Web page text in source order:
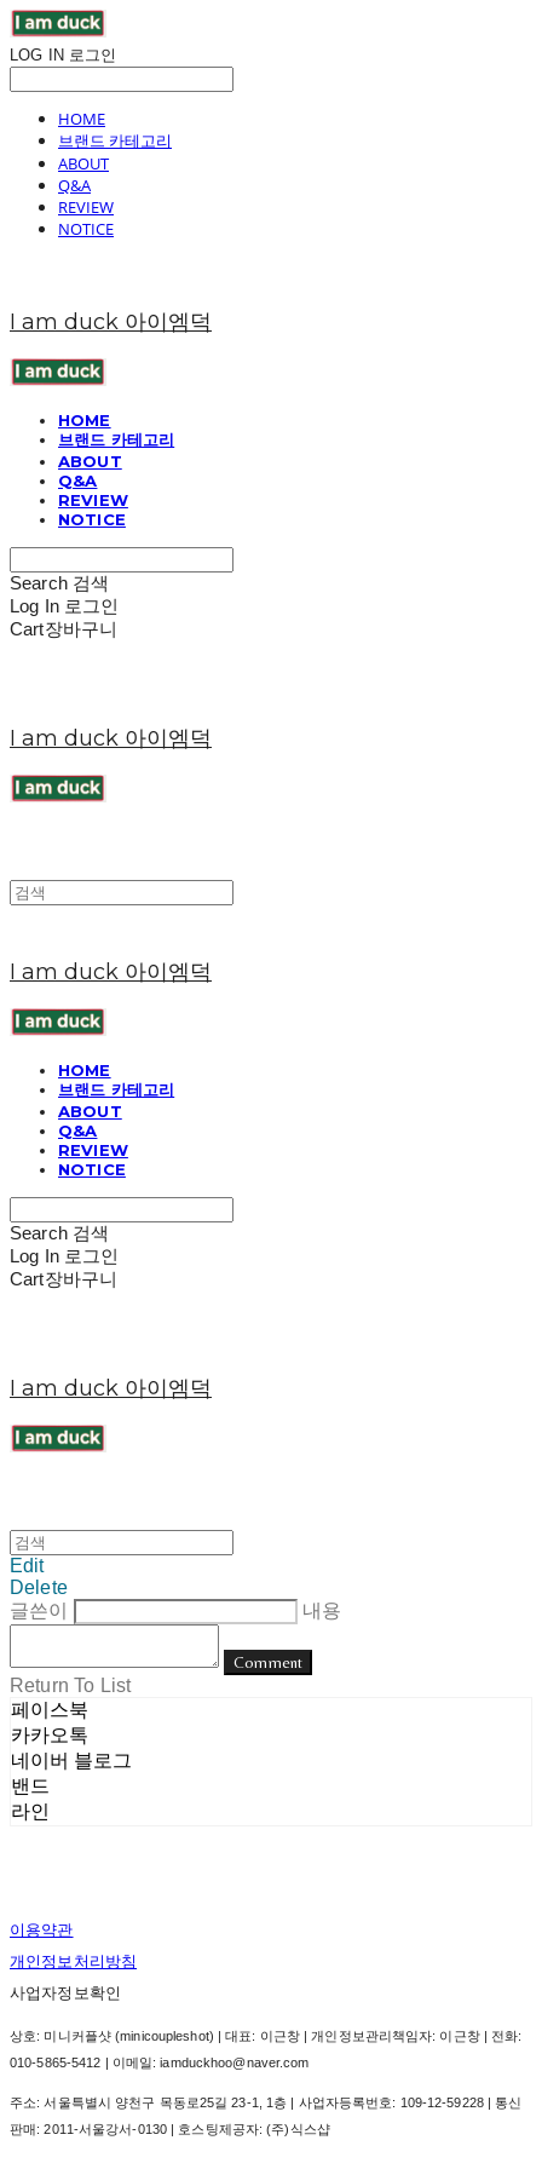
LOG IN 로그인
HOME
브랜드 카테고리
ABOUT
Q&A
REVIEW
NOTICE
I am duck 아이엠덕
HOME
브랜드 카테고리
ABOUT
Q&A
REVIEW
NOTICE
Search 검색
Log In 로그인
Cart장바구니
I am duck 아이엠덕
I am duck 아이엠덕
HOME
브랜드 카테고리
ABOUT
Q&A
REVIEW
NOTICE
Search 검색
Log In 로그인
Cart장바구니
I am duck 아이엠덕
Edit
Delete
글쓴이
내용
Comment
Return To List
페이스북
카카오톡
네이버 블로그
밴드
라인
이용약관
개인정보처리방침
사업자정보확인
상호: 미니커플샷 (minicoupleshot) | 대표: 이근창 | 개인정보관리책임자: 이근창 | 전화:
010-5865-5412 | 이메일: iamduckhoo@naver.com
주소: 서울특별시 양천구 목동로25길 23-1, 1층 | 사업자등록번호: 109-12-59228| 통신
판매:2011-서울강서-0130 | 호스팅제공자: (주)식스샵